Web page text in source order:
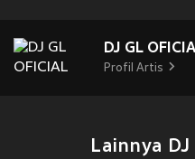
DJ GL
Profil Artis
Lainnya DJ